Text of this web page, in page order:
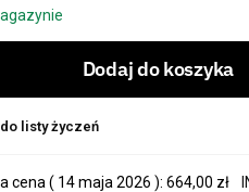
Dodaj do koszyka
listy życzeń
cena ( 14 maja 2026 ): 664,00 zł